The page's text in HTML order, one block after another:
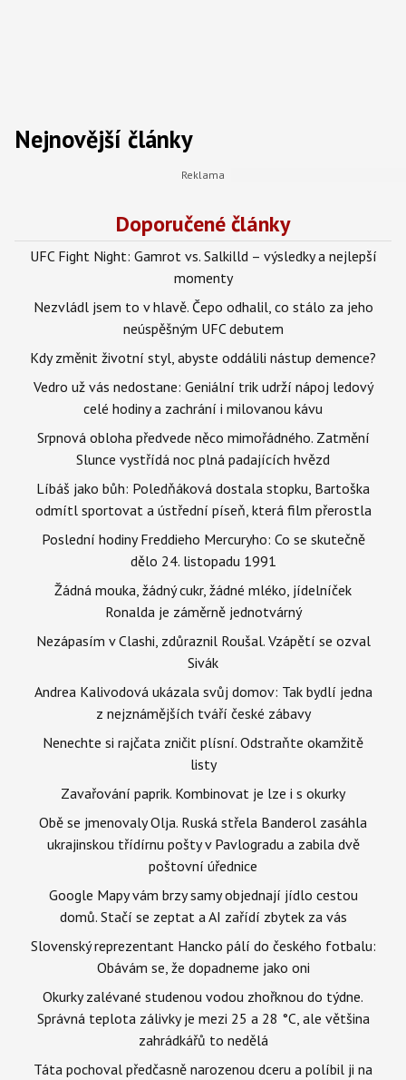
Nejnovější články
Doporučené články
UFC Fight Night: Gamrot vs. Salkilld – výsledky a nejlepší
momenty
Nezvládl jsem to v hlavě. Čepo odhalil, co stálo za jeho
neúspěšným UFC debutem
Kdy změnit životní styl, abyste oddálili nástup demence?
Vedro už vás nedostane: Geniální trik udrží nápoj ledový
celé hodiny a zachrání i milovanou kávu
Srpnová obloha předvede něco mimořádného. Zatmění
Slunce vystřídá noc plná padajících hvězd
Líbáš jako bůh: Poledňáková dostala stopku, Bartoška
odmítl sportovat a ústřední píseň, která film přerostla
Poslední hodiny Freddieho Mercuryho: Co se skutečně
dělo 24. listopadu 1991
Žádná mouka, žádný cukr, žádné mléko, jídelníček
Ronalda je záměrně jednotvárný
Nezápasím v Clashi, zdůraznil Roušal. Vzápětí se ozval
Sivák
Andrea Kalivodová ukázala svůj domov: Tak bydlí jedna
z nejznámějších tváří české zábavy
Nenechte si rajčata zničit plísní. Odstraňte okamžitě
listy
Zavařování paprik. Kombinovat je lze i s okurky
Obě se jmenovaly Olja. Ruská střela Banderol zasáhla
ukrajinskou třídírnu pošty v Pavlogradu a zabila dvě
poštovní úřednice
Google Mapy vám brzy samy objednají jídlo cestou
domů. Stačí se zeptat a AI zařídí zbytek za vás
Slovenský reprezentant Hancko pálí do českého fotbalu:
Obávám se, že dopadneme jako oni
Okurky zalévané studenou vodou zhořknou do týdne.
Správná teplota zálivky je mezi 25 a 28 °C, ale většina
zahrádkářů to nedělá
Táta pochoval předčasně narozenou dceru a políbil ji na